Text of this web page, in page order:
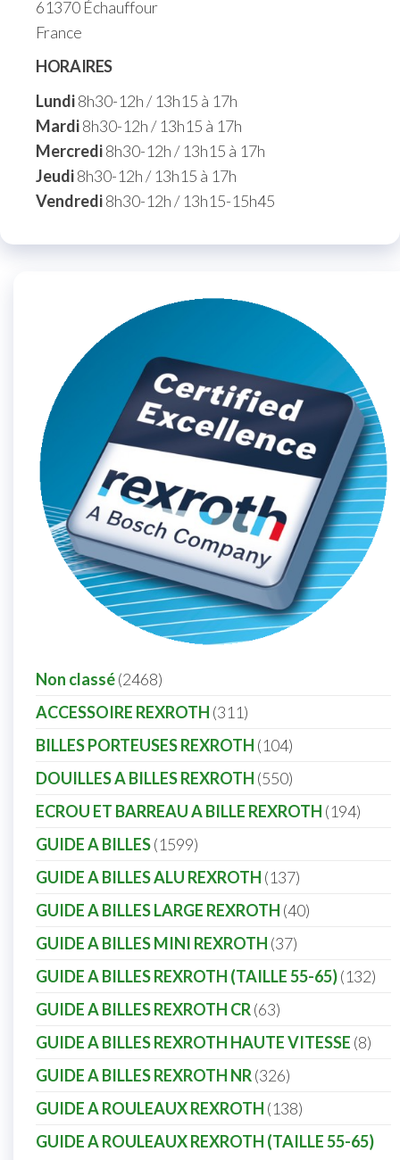
61370 Échauffour
France
HORAIRES
Lundi8h30-12h / 13h15 à 17h
Mardi8h30-12h / 13h15 à 17h
Mercredi8h30-12h / 13h15 à 17h
Jeudi8h30-12h / 13h15 à 17h
Vendredi8h30-12h / 13h15-15h45
Non classé 2468
ACCESSOIRE REXROTH 311
BILLES PORTEUSES REXROTH 104
DOUILLES A BILLES REXROTH 550
ECROU ET BARREAU A BILLE REXROTH 194
GUIDE A BILLES 1599
GUIDE A BILLES ALU REXROTH 137
GUIDE A BILLES LARGE REXROTH 40
GUIDE A BILLES MINI REXROTH 37
GUIDE A BILLES REXROTH (TAILLE 55-65) 132
GUIDE A BILLES REXROTH CR 63
GUIDE A BILLES REXROTH HAUTE VITESSE 8
GUIDE A BILLES REXROTH NR 326
GUIDE A ROULEAUX REXROTH 138
GUIDE A ROULEAUX REXROTH (TAILLE 55-65)